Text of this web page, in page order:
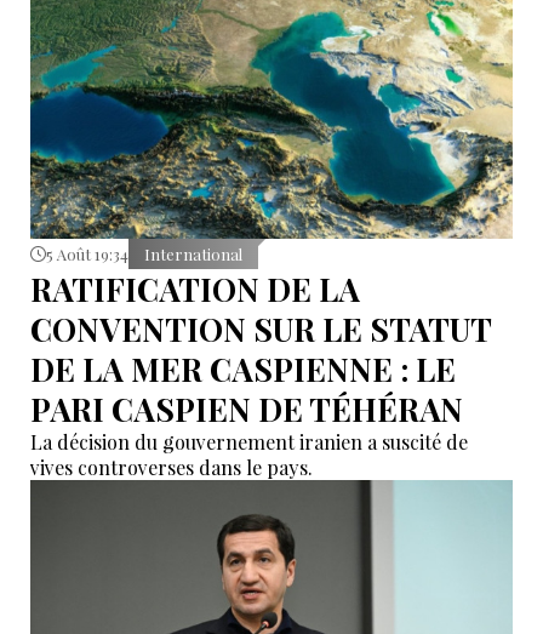
5 Août 19:34 International
RATIFICATION DE LA
CONVENTION SUR LE STATUT
DE LA MER CASPIENNE : LE
PARI CASPIEN DE TÉHÉRAN
La décision du gouvernement iranien a suscité de
vives controverses dans le pays.